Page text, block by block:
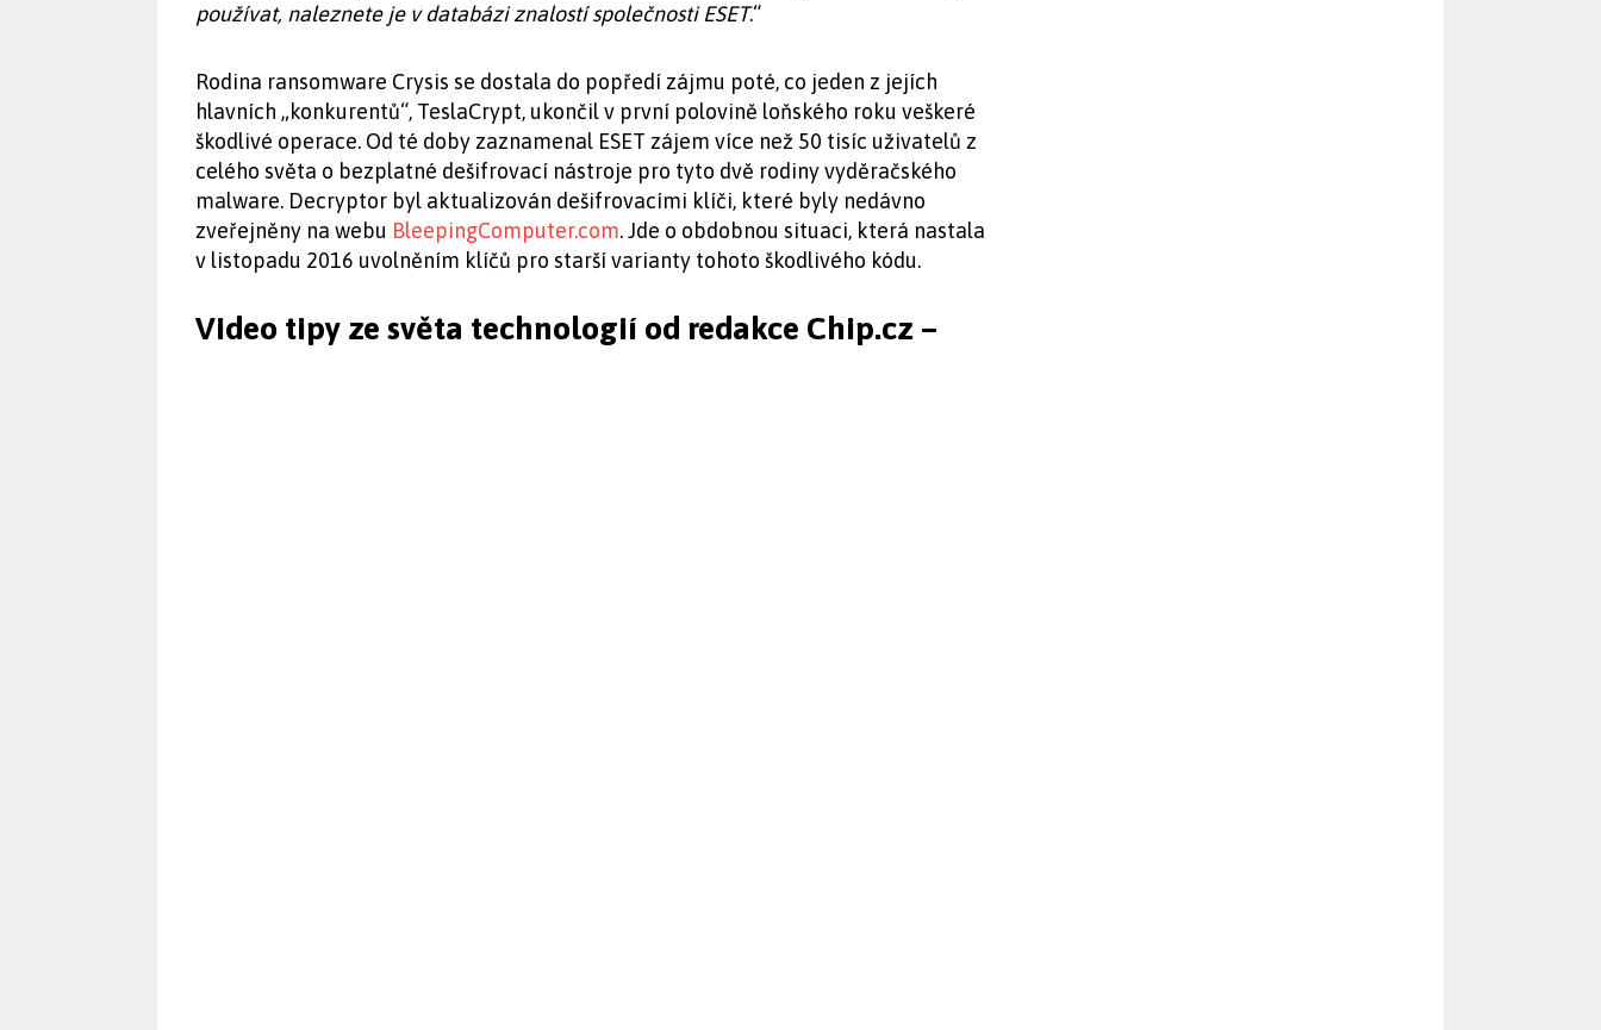
používat, naleznete je v databázi znalostí společnosti ESET.“
Rodina ransomware Crysis se dostala do popředí zájmu poté, co jeden z jejích
hlavních „konkurentů“, TeslaCrypt, ukončil v první polovině loňského roku veškeré
škodlivé operace. Od té doby zaznamenal ESET zájem více než 50 tisíc uživatelů z
celého světa o bezplatné dešifrovací nástroje pro tyto dvě rodiny vyděračského
malware. Decryptor byl aktualizován dešifrovacími klíči, které byly nedávno
zveřejněny na webu BleepingComputer.com. Jde o obdobnou situaci, která nastala
v listopadu 2016 uvolněním klíčů pro starší varianty tohoto škodlivého kódu.
Video tipy ze světa technologií od redakce Chip.cz –